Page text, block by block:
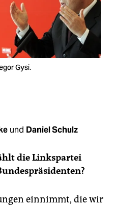
Gysi.
und Daniel Schulz
die Linkspartei
einnimmt, die wir